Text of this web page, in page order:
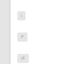
۱
۳
۱۴